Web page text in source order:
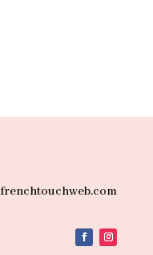
frenchtouchweb.com